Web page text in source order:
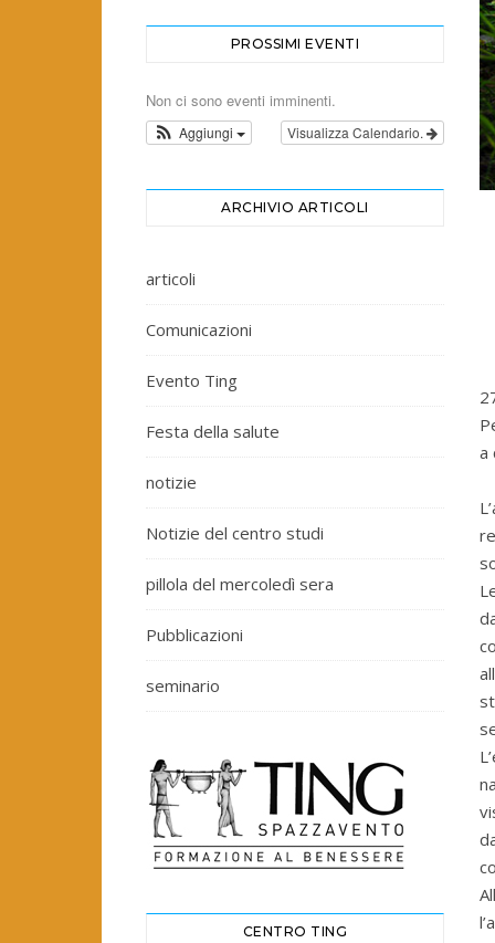
PROSSIMI EVENTI
Non ci sono eventi imminenti.
Visualizza Calendario.
Aggiungi
ARCHIVIO ARTICOLI
articoli
Comunicazioni
Evento Ting
Festa della salute
notizie
Notizie del centro studi
pillola del mercoledì sera
Pubblicazioni
seminario
CENTRO TING
a